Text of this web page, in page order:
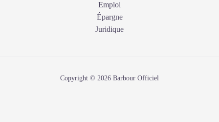
Emploi
Épargne
Juridique
Copyright © 2026 Barbour Officiel